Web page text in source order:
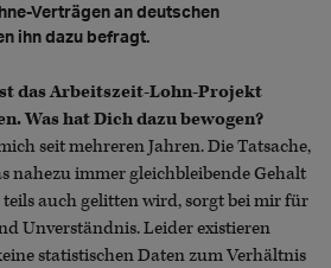
Verträgen an deutschen
ihn dazu befragt.
das Arbeitszeit-Lohn-Projekt
Was hat Dich dazu bewogen?
seit mehreren Jahren. Die Tatsache,
nahezu immer gleichbleibende Gehalt
auch gelitten wird, sorgt bei mir für
Unverständnis. Leider existieren
statistischen Daten zum Verhältnis